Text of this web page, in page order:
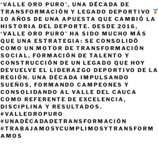
‘VALLE ORO PURO’, UNA DÉCADA DE
TRANSFORMACIÓN Y LEGADO DEPORTIVO
10 AÑOS DE UNA APUESTA QUE CAMBIÓ LA
HISTORIA DEL DEPORTE. DESDE 2016,
‘VALLE ORO PURO’ HA SIDO MUCHO MÁS
QUE UNA ESTRATEGIA: SE CONSOLIDÓ
COMO UN MOTOR DE TRANSFORMACIÓN
SOCIAL, FORMACIÓN DE TALENTO Y
CONSTRUCCIÓN DE UN LEGADO QUE HOY
DEVUELVE EL LIDERAZGO DEPORTIVO DE LA
REGIÓN. UNA DÉCADA IMPULSANDO
SUEÑOS, FORMANDO CAMPEONES Y
CONSOLIDANDO AL VALLE DEL CAUCA
COMO REFERENTE DE EXCELENCIA,
DISCIPLINA Y RESULTADOS.
#VALLEOROPURO
#UNADÉCADADETRANSFORMACIÓN
#TRABAJAMOSYCUMPLIMOSYTRANSFORM
AMOS